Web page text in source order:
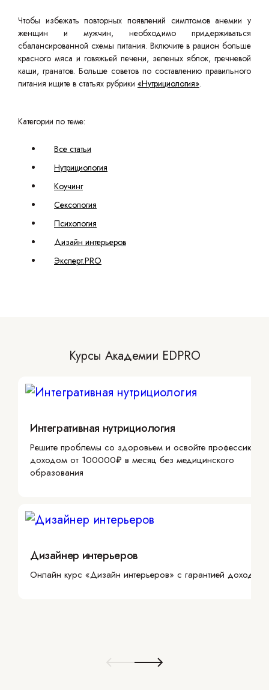
Чтобы избежать повторных появлений симптомов анемии у
женщин и мужчин, необходимо придерживаться
сбалансированной схемы питания. Включите в рацион больше
красного мяса и говяжьей печени, зеленых яблок, гречневой
каши, гранатов. Больше советов по составлению правильного
питания ищите в статьях рубрики «Нутрициология».
Категории по теме:
Все статьи
Нутрициология
Коучинг
Сексология
Психология
Дизайн интерьеров
Эксперт.PRO
Курсы Академии EDPRO
Интегративная нутрициология
Решите проблемы со здоровьем и освойте профессию с
доходом от 100000₽ в месяц без медицинского
образования
Дизайнер интерьеров
Онлайн курс «Дизайн интерьеров» с гарантией дохода